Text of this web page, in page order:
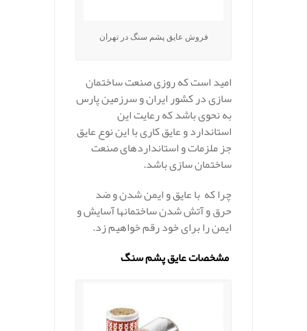
فروش عایق پشم سنگ در تهران
امید است که روزی صنعت ساختمان
سازی در کشور ایران و سرزمین پارس
به نحوی باشد که رعایت این
استاندارد و عایق کاری با این نوع عایق
جز ملزمات و استانداردهای صنعت
ساختمان سازی باشد.
چرا که با عایق و ایمن شدن و ضد
حرق و آتش شدن ساختمانها آسایش و
ایمن را برای خود رقم خواهیم زد.
مشخصات عایق پشم سنگ